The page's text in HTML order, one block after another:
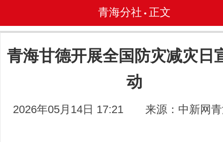
青海分社 • 正文
青海甘德开展全国防灾减灾日
动
2026年05月14日 17:21 来源：中新网